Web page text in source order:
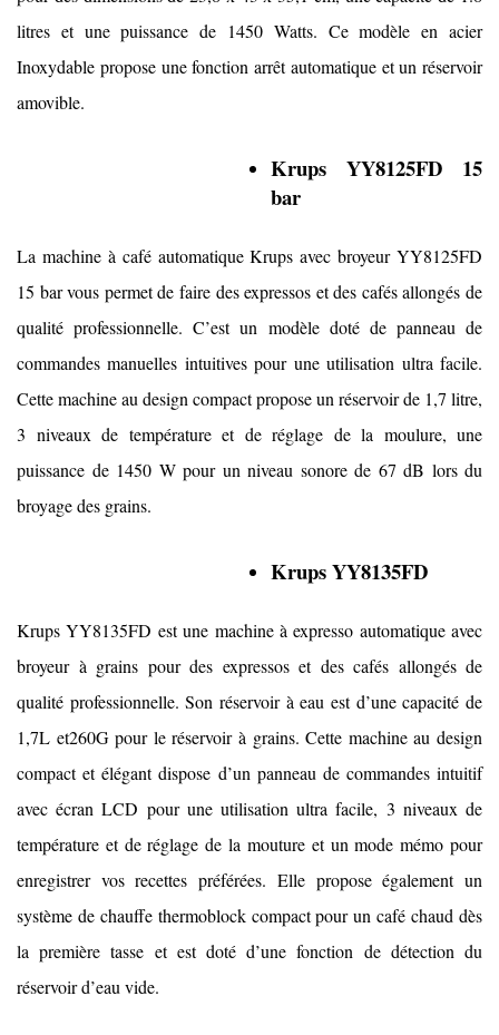
litres et une puissance de 1450 Watts. Ce modèle en acier
Inoxydable propose une fonction arrêt automatique et un réservoir
amovible.
Krups YY8125FD 15
bar
La machine à café automatique Krups avec broyeur YY8125FD
15 bar vous permet de faire des expressos et des cafés allongés de
qualité professionnelle. C’est un modèle doté de panneau de
commandes manuelles intuitives pour une utilisation ultra facile.
Cette machine au design compact propose un réservoir de 1,7 litre,
3 niveaux de température et de réglage de la moulure, une
puissance de 1450 W pour un niveau sonore de 67 dB lors du
broyage des grains.
Krups YY8135FD
Krups YY8135FD est une machine à expresso automatique avec
broyeur à grains pour des expressos et des cafés allongés de
qualité professionnelle. Son réservoir à eau est d’une capacité de
1,7L et260G pour le réservoir à grains. Cette machine au design
compact et élégant dispose d’un panneau de commandes intuitif
avec écran LCD pour une utilisation ultra facile, 3 niveaux de
température et de réglage de la mouture et un mode mémo pour
enregistrer vos recettes préférées. Elle propose également un
système de chauffe thermoblock compact pour un café chaud dès
la première tasse et est doté d’une fonction de détection du
réservoir d’eau vide.